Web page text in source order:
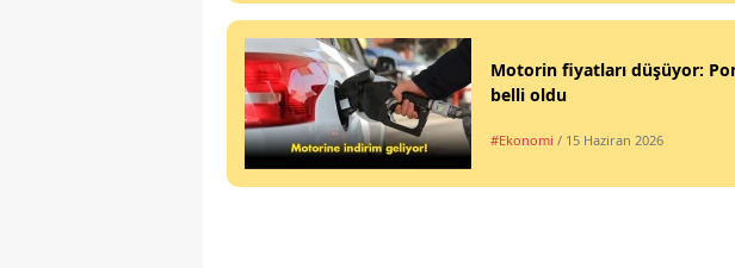
Motorin fiyatları düşüyor:
belli oldu
#Ekonomi / 15 Haziran 2026